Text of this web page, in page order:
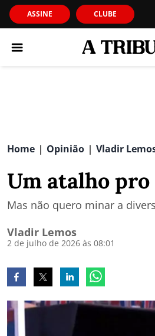
ASSINE CLUBE
Home | Opinião | Vladir
Um atalho pro
Mas não quero minar a
Vladir Lemos
2 de julho de 2026 às 08:01